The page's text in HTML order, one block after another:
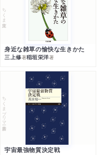
ちくま文庫
身近な雑草の愉快な生きかた
三上修著稲垣栄洋著
ちくまプリマー新書
宇宙最強物質決定戦